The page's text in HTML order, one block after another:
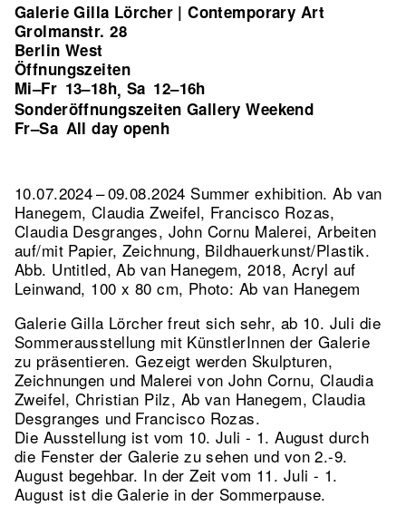
Galerie Gilla Lörcher | Contemporary Art
Grolmanstr. 28
Berlin West
Öffnungszeiten
Mi–Fr 13–18h, Sa 12–16h
Sonderöffnungszeiten Gallery Weekend
Fr–Sa All day openh
10.07.2024 – 09.08.2024 Summer exhibition. Ab van
Hanegem, Claudia Zweifel, Francisco Rozas,
Claudia Desgranges, John Cornu Malerei, Arbeiten
auf/mit Papier, Zeichnung, Bildhauerkunst/Plastik.
Abb. Untitled, Ab van Hanegem, 2018, Acryl auf
Leinwand, 100 x 80 cm, Photo: Ab van Hanegem
Galerie Gilla Lörcher freut sich sehr, ab 10. Juli die
Sommerausstellung mit KünstlerInnen der Galerie
zu präsentieren. Gezeigt werden Skulpturen,
Zeichnungen und Malerei von John Cornu, Claudia
Zweifel, Christian Pilz, Ab van Hanegem, Claudia
Desgranges und Francisco Rozas.
Die Ausstellung ist vom 10. Juli - 1. August durch
die Fenster der Galerie zu sehen und von 2.-9.
August begehbar. In der Zeit vom 11. Juli - 1.
August ist die Galerie in der Sommerpause.